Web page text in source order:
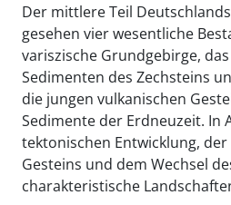
Der mittlere Teil
gesehen vier wesentliche
variszische Grundgebirge,
Sedimenten des Zechsteins
die jungen vulkanischen
Sedimente der Erdneuzeit. In
tektonischen Entwicklung,
Gesteins und dem Wechsel
charakteristische